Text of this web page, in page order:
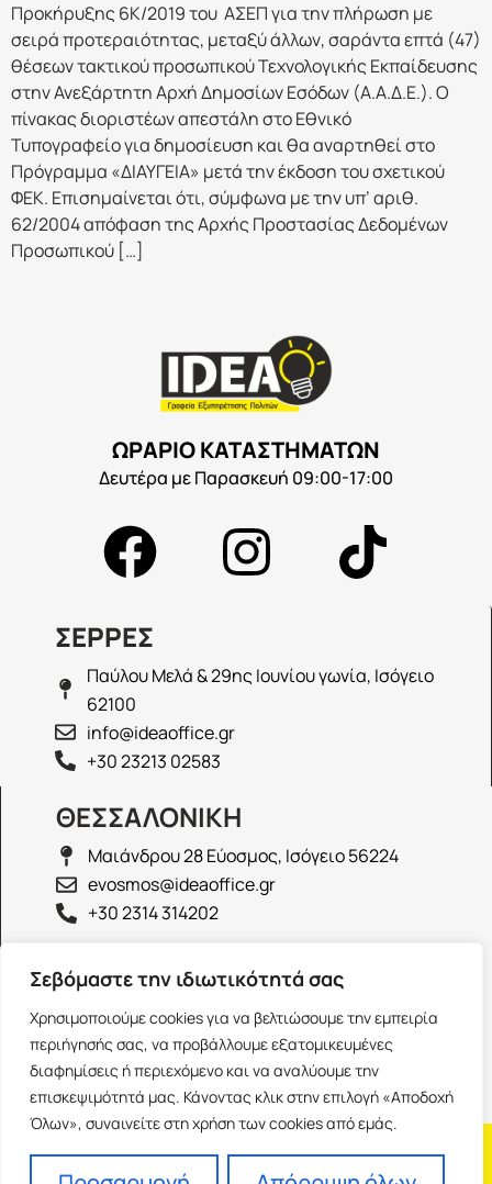
Σεβόμαστε την ιδιωτικότητά σας
Χρησιμοποιούμε cookies για να βελτιώσουμε την εμπειρία
περιήγησής σας, να προβάλλουμε εξατομικευμένες
διαφημίσεις ή περιεχόμενο και να αναλύουμε την
επισκεψιμότητά μας. Κάνοντας κλικ στην επιλογή «Αποδοχή
Όλων», συναινείτε στη χρήση των cookies από εμάς.
Προκήρυξης 6Κ/2019 του ΑΣΕΠ για την πλήρωση με
σειρά προτεραιότητας, μεταξύ άλλων, σαράντα επτά (47)
θέσεων τακτικού προσωπικού Τεχνολογικής Εκπαίδευσης
στην Ανεξάρτητη Αρχή Δημοσίων Εσόδων (Α.Α.Δ.Ε.). Ο
πίνακας διοριστέων απεστάλη στο Εθνικό
Τυπογραφείο για δημοσίευση και θα αναρτηθεί στο
Πρόγραμμα «ΔΙΑΥΓΕΙΑ» μετά την έκδοση του σχετικού
ΦΕΚ. Επισημαίνεται ότι, σύμφωνα με την υπ’ αριθ.
62/2004 απόφαση της Αρχής Προστασίας Δεδομένων
Προσωπικού […]
ΩΡΑΡΙΟ ΚΑΤΑΣΤΗΜΑΤΩΝ
Δευτέρα με Παρασκευή 09:00-17:00
ΣΕΡΡΕΣ
Παύλου Μελά & 29ης Ιουνίου γωνία, Ισόγειο
62100
info@ideaoffice.gr
+30 23213 02583
ΘΕΣΣΑΛΟΝΙΚΗ
Μαιάνδρου 28 Εύοσμος, Ισόγειο 56224
evosmos@ideaoffice.gr
+30 2314 314202
ΙΩΑΝΝΙΝΑ
Γεώργιου Καραϊσκάκη 38, Ισόγειο 45444
ioannina@ideaoffice.gr
+30 26516 08616
Franchise
Όροι Χρήσης